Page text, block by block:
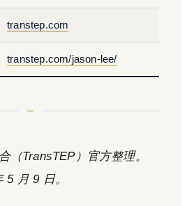
transtep.com
transtep.com/jason-lee/
（TransTEP）官方整理。
5 月 9 日。